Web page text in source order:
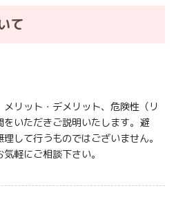
て
リット・デメリット、危険性（リ
をいただきご説明いたします。避
して行うものではございません。
軽にご相談下さい。